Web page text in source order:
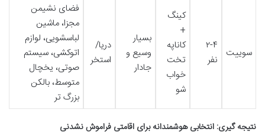
سوییت
۲-۴
نفر
کینگ
+
کاناپه
تخت
خواب
شو
بسیار
وسیع و
جادار
دریا/
استخر
فضای نشیمن
مجزا، ماشین
لباسشویی، لوازم
اتوکشی، سیستم
صوتی، یخچال
متوسط، بالکن
بزرگ تر
نتیجه گیری: انتخابی هوشمندانه برای اقامتی فراموش نشدنی